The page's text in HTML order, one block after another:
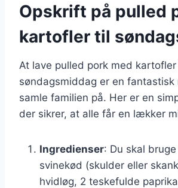
Opskrift på pulled
kartofler til
At lave pulled pork med
søndagsmiddag er en fantastisk
samle familien på. Her er en
der sikrer, at alle får en lækker
Ingredienser: Du skal bruge
svinekød (skulder eller
hvidløg, 2 teskefulde